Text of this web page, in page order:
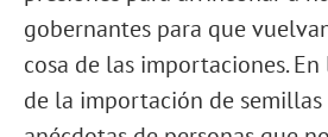
gobernantes para que
cosa de las importaciones.
de la importación de semillas